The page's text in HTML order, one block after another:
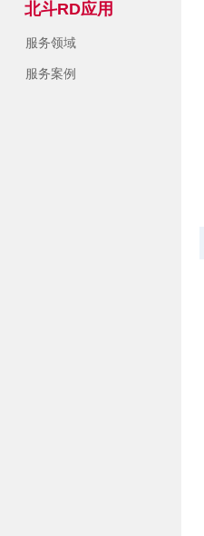
北斗RD应用
服务领域
服务案例